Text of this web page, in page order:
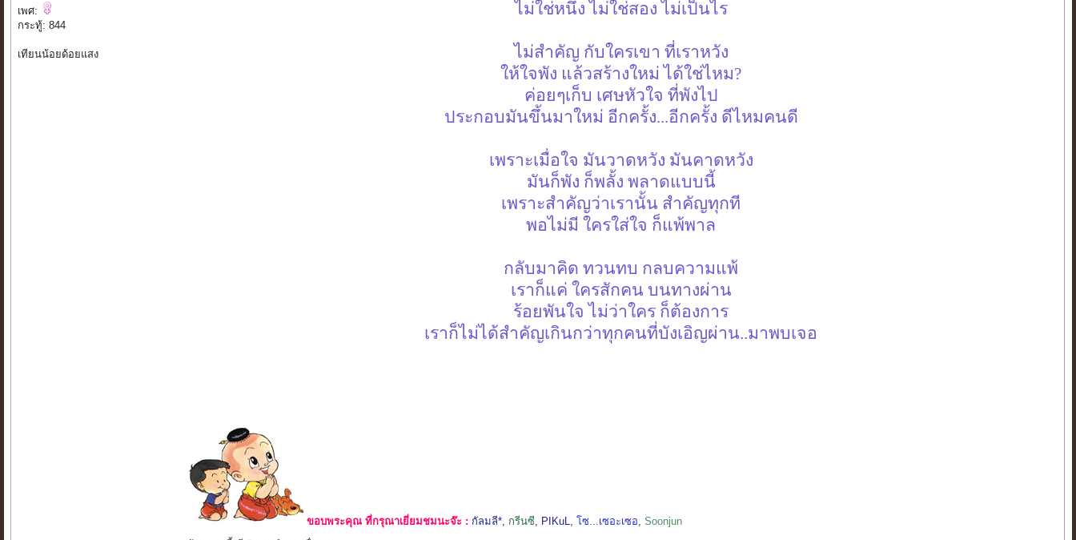
เพศ:
กระทู้: 844
เทียนน้อยด้อยแสง
ไม่ใช่หนึ่ง ไม่ใช่สอง ไม่เป็นไร
ไม่สำคัญ กับใครเขา ที่เราหวัง
ให้ใจพัง แล้วสร้างใหม่ ได้ใช่ไหม?
ค่อยๆเก็บ เศษหัวใจ ที่พังไป
ประกอบมันขึ้นมาใหม่ อีกครั้ง...อีกครั้ง ดีไหมคนดี
เพราะเมื่อใจ มันวาดหวัง มันคาดหวัง
มันก็พัง ก็พลั้ง พลาดแบบนี้
เพราะสำคัญว่าเรานั้น สำคัญทุกที
พอไม่มี ใครใส่ใจ ก็แพ้พาล
กลับมาคิด ทวนทบ กลบความแพ้
เราก็แค่ ใครสักคน บนทางผ่าน
ร้อยพันใจ ไม่ว่าใคร ก็ต้องการ
เราก็ไม่ได้สำคัญเกินกว่าทุกคนที่บังเอิญผ่าน..มาพบเจอ
ขอบพระคุณ ที่กรุณาเยี่ยมชมนะจ๊ะ : กัลมลี*, กรีนซี, PIKuL,โซ...เซอะเซอ,Soonjun